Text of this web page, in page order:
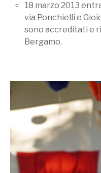
18 marzo 2013
via Ponchielli e
sono accreditati e
Bergamo.